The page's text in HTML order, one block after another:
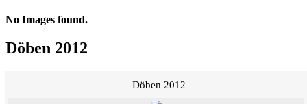
No Images found.
Döben 2012
Döben 2012